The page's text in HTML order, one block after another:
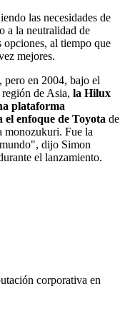
las necesidades de
a la neutralidad de
opciones, al tiempo que
mejores.
en 2004, bajo el
de Asia, la Hilux
plataforma
enfoque de Toyota de
monozukuri. Fue la
dijo Simon
el lanzamiento.
corporativa en